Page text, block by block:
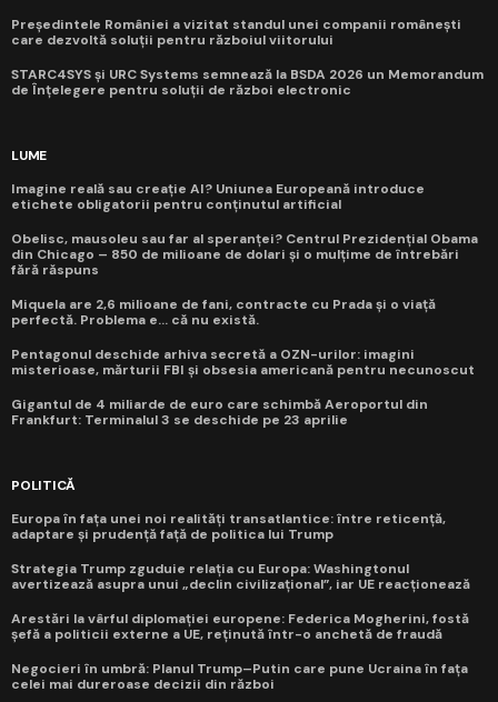
Președintele României a vizitat standul unei companii românești
care dezvoltă soluții pentru războiul viitorului
STARC4SYS și URC Systems semnează la BSDA 2026 un Memorandum
de Înțelegere pentru soluții de război electronic
LUME
Imagine reală sau creație AI? Uniunea Europeană introduce
etichete obligatorii pentru conținutul artificial
Obelisc, mausoleu sau far al speranței? Centrul Prezidențial Obama
din Chicago – 850 de milioane de dolari și o mulțime de întrebări
fără răspuns
Miquela are 2,6 milioane de fani, contracte cu Prada și o viață
perfectă. Problema e... că nu există.
Pentagonul deschide arhiva secretă a OZN-urilor: imagini
misterioase, mărturii FBI și obsesia americană pentru necunoscut
Gigantul de 4 miliarde de euro care schimbă Aeroportul din
Frankfurt: Terminalul 3 se deschide pe 23 aprilie
POLITICĂ
Europa în fața unei noi realități transatlantice: între reticență,
adaptare și prudență față de politica lui Trump
Strategia Trump zguduie relația cu Europa: Washingtonul
avertizează asupra unui „declin civilizațional”, iar UE reacționează
Arestări la vârful diplomației europene: Federica Mogherini, fostă
șefă a politicii externe a UE, reținută într-o anchetă de fraudă
Negocieri în umbră: Planul Trump–Putin care pune Ucraina în fața
celei mai dureroase decizii din război